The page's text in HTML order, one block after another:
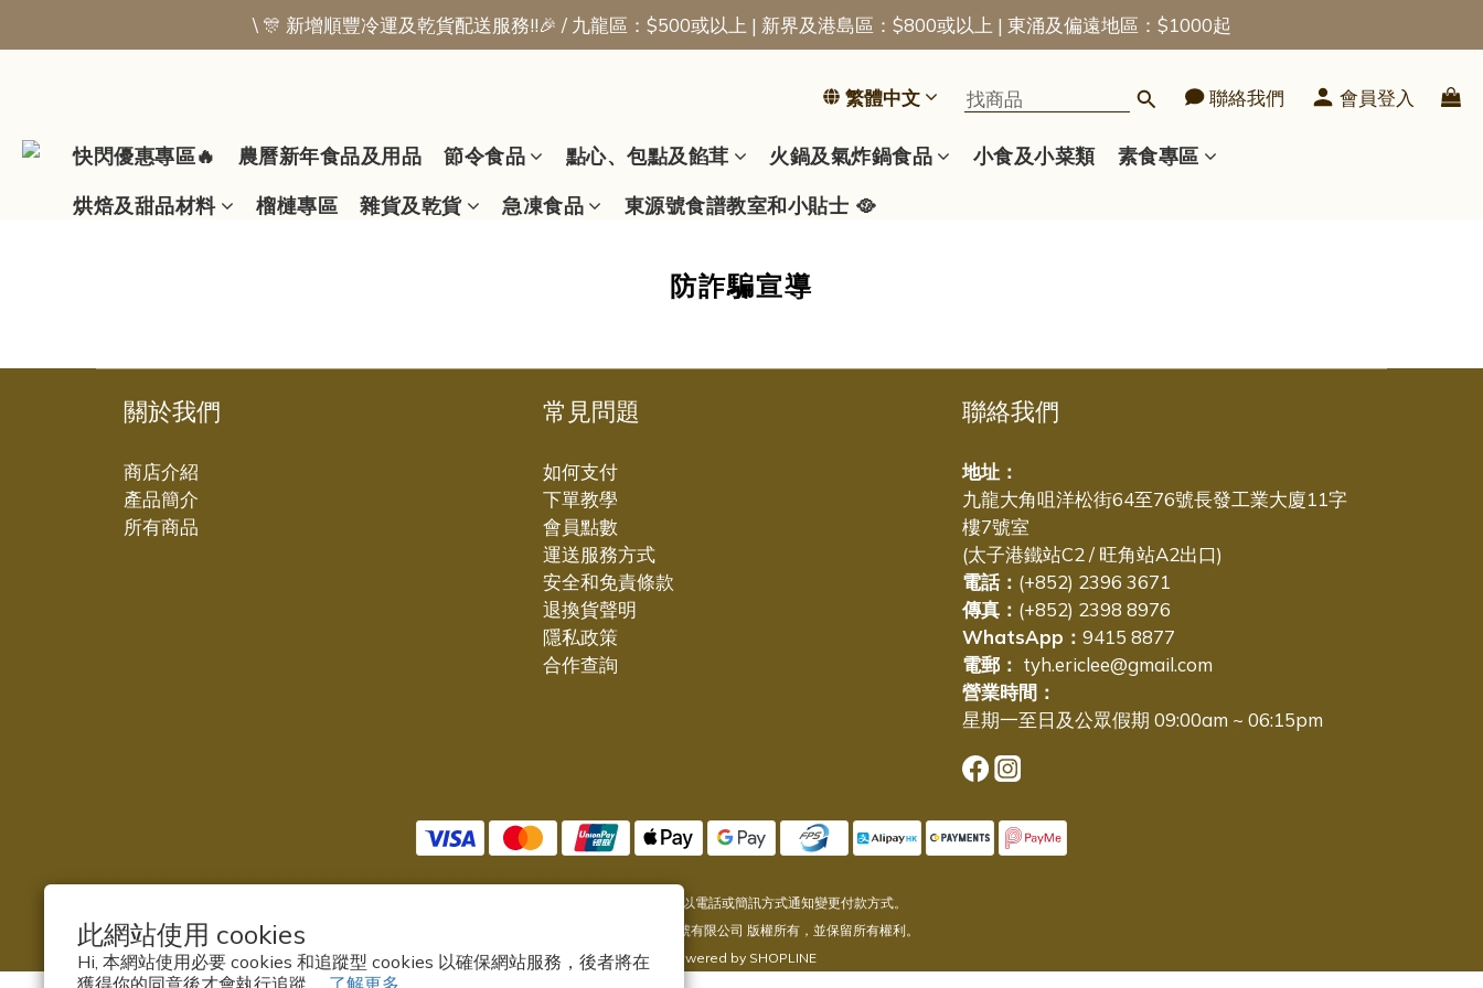
此網站使用 cookies
Hi, 本網站使用必要 cookies 和追蹤型 cookies 以確保網站服務，後者將在
獲得你的同意後才會執行追蹤。 了解更多
📢新會員優惠 | 首張訂單即享$50迎新獎賞
\ 🎊 新增順豐冷運及乾貨配送服務!!🎉 / 九龍區：$500或以上 | 新界及港島區：$800或以上 | 東涌及偏遠地區：$1000起
繁體中文
聯絡我們 會員登入
快閃優惠專區🔥 農曆新年食品及用品 節令食品 點心、包點及餡茸 火鍋及氣炸鍋食品 小食及小菜類
素食專區
烘焙及甜品材料
榴槤專區 雜貨及乾貨 急凍食品 東源號食譜教室和小貼士 🥘
防詐騙宣導
關於我們
商店介紹
產品簡介
所有商品
常見問題
如何支付
下單教學
會員點數
運送服務方式
安全和免責條款
退換貨聲明
隱私政策
合作查詢
聯絡我們
地址：
九龍大角咀洋松街64至76號長發工業大廈11字
樓7號室
(太子港鐵站C2 / 旺角站A2出口)
電話： (+852) 2396 3671
傳真： (+852) 2398 8976
WhatsApp： 9415 8877
電郵： tyh.ericlee@gmail.com
營業時間：
星期一至日及公眾假期 09:00am ~ 06:15pm
提醒您，我們不會以電話或簡訊方式通知變更付款方式。
© 2005-2025 東源號有限公司 版權所有，並保留所有權利。
Powered by SHOPLINE